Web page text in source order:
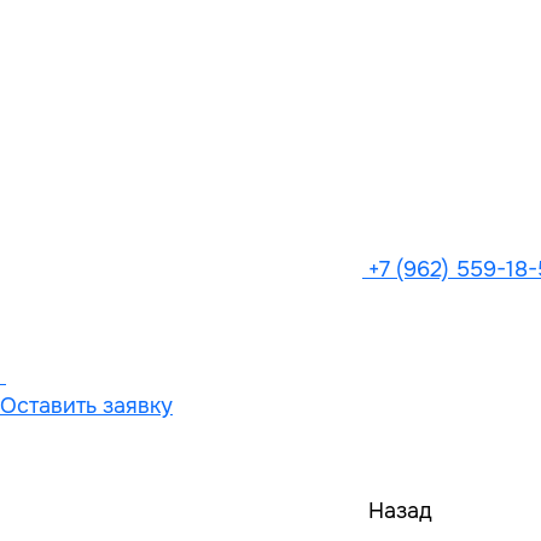
+7 (962) 559-
Оставить заявку
Назад